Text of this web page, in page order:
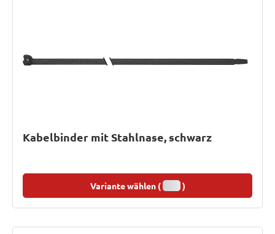
Kabelbinder mit Stahlnase, schwarz
Variante wählen ( )